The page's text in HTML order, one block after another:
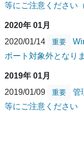
等にご注意ください
2020年 01月
2020/01/14
重要
ポート対象外となり
2019年 01月
2019/01/09
重要
管
等にご注意ください